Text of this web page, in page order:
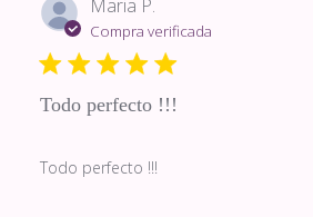
Maria P.
Compra verificada
Todo perfecto !!!
Todo perfecto !!!